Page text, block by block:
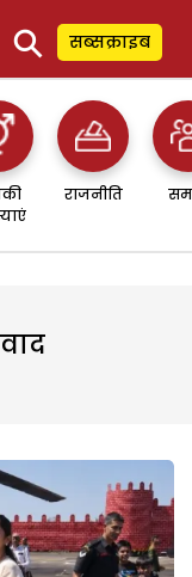
⚲ सब्सक्राइब
राजनीति